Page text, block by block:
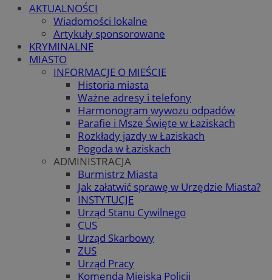
AKTUALNOŚCI
Wiadomości lokalne
Artykuły sponsorowane
KRYMINALNE
MIASTO
INFORMACJE O MIEŚCIE
Historia miasta
Ważne adresy i telefony
Harmonogram wywozu odpadów
Parafie i Msze Święte w Łaziskach
Rozkłady jazdy w Łaziskach
Pogoda w Łaziskach
ADMINISTRACJA
Burmistrz Miasta
Jak załatwić sprawę w Urzędzie Miasta?
INSTYTUCJE
Urząd Stanu Cywilnego
CUS
Urząd Skarbowy
ZUS
Urząd Pracy
Komenda Miejska Policji